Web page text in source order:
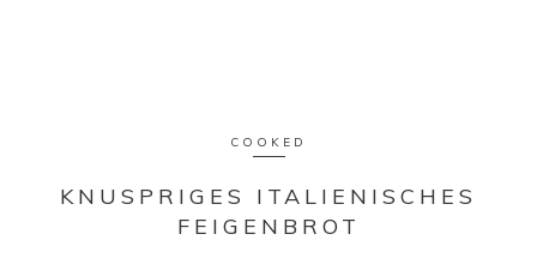
COOKED
KNUSPRIGES ITALIENISCHES
FEIGENBROT